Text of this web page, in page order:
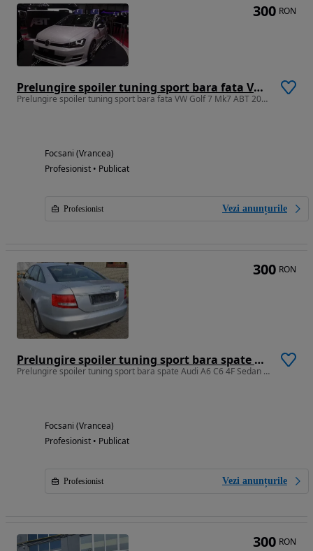
Prelungire spoiler tuning sport bara fata VW Golf 7 Mk7 ABT 2012-2016 ver2
Prelungire spoiler tuning sport bara fata VW Golf 7 Mk7 ABT 2012-2016 ver2
Focsani (Vrancea)
Profesionist • Publicat
Profesionist Vezi anunțurile
300 RON
Prelungire spoiler tuning sport bara spate Audi A6 C6 4F Sedan S line RS6 S6 2004-2008 ver1
Prelungire spoiler tuning sport bara spate Audi A6 C6 4F Sedan S line RS6 S6 2004-2008 ver1
Focsani (Vrancea)
Profesionist • Publicat
Profesionist Vezi anunțurile
300 RON
300 RON